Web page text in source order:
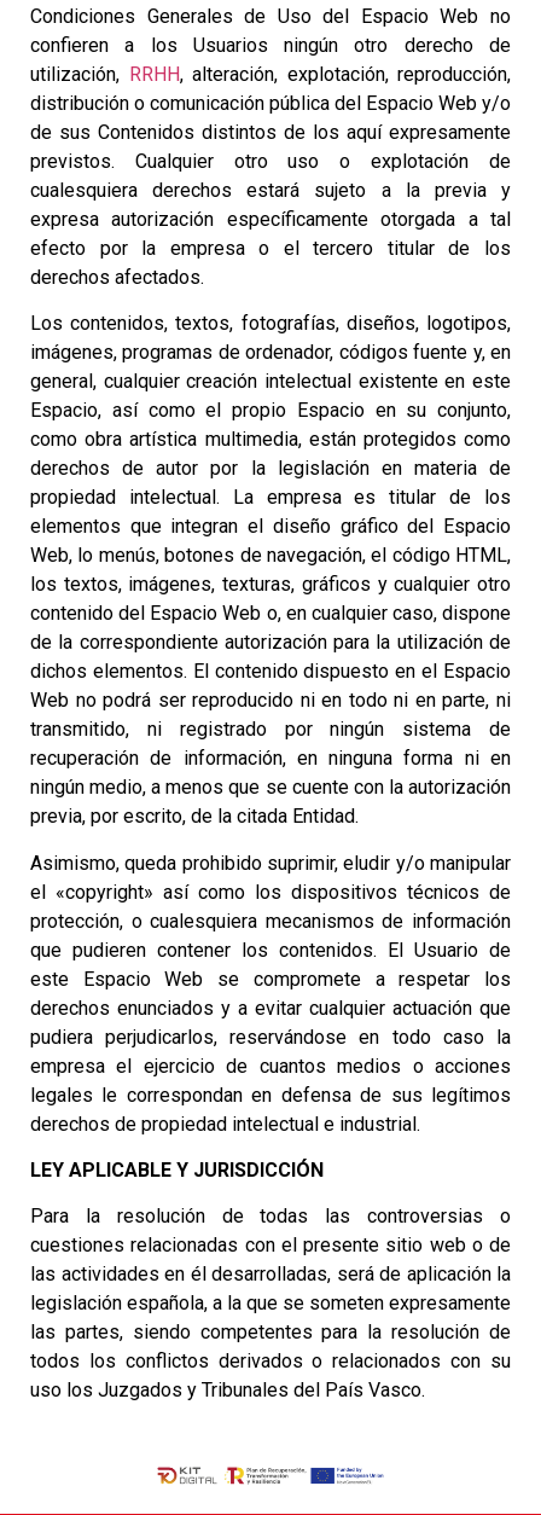
Condiciones Generales de Uso del Espacio Web no
confieren a los Usuarios ningún otro derecho de
utilización, RRHH, alteración, explotación, reproducción,
distribución o comunicación pública del Espacio Web y/o
de sus Contenidos distintos de los aquí expresamente
previstos. Cualquier otro uso o explotación de
cualesquiera derechos estará sujeto a la previa y
expresa autorización específicamente otorgada a tal
efecto por la empresa o el tercero titular de los
derechos afectados.
Los contenidos, textos, fotografías, diseños, logotipos,
imágenes, programas de ordenador, códigos fuente y, en
general, cualquier creación intelectual existente en este
Espacio, así como el propio Espacio en su conjunto,
como obra artística multimedia, están protegidos como
derechos de autor por la legislación en materia de
propiedad intelectual. La empresa es titular de los
elementos que integran el diseño gráfico del Espacio
Web, lo menús, botones de navegación, el código HTML,
los textos, imágenes, texturas, gráficos y cualquier otro
contenido del Espacio Web o, en cualquier caso, dispone
de la correspondiente autorización para la utilización de
dichos elementos. El contenido dispuesto en el Espacio
Web no podrá ser reproducido ni en todo ni en parte, ni
transmitido, ni registrado por ningún sistema de
recuperación de información, en ninguna forma ni en
ningún medio, a menos que se cuente con la autorización
previa, por escrito, de la citada Entidad.
Asimismo, queda prohibido suprimir, eludir y/o manipular
el «copyright» así como los dispositivos técnicos de
protección, o cualesquiera mecanismos de información
que pudieren contener los contenidos. El Usuario de
este Espacio Web se compromete a respetar los
derechos enunciados y a evitar cualquier actuación que
pudiera perjudicarlos, reservándose en todo caso la
empresa el ejercicio de cuantos medios o acciones
legales le correspondan en defensa de sus legítimos
derechos de propiedad intelectual e industrial.
LEY APLICABLE Y JURISDICCIÓN
Para la resolución de todas las controversias o
cuestiones relacionadas con el presente sitio web o de
las actividades en él desarrolladas, será de aplicación la
legislación española, a la que se someten expresamente
las partes, siendo competentes para la resolución de
todos los conflictos derivados o relacionados con su
uso los Juzgados y Tribunales del País Vasco.